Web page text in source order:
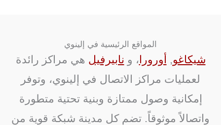
المواقع الرئيسية في إلينوي
شيكاغو, أورورا، و نابيرفيل هي مراكز رائدة
لعمليات مراكز الاتصال في إلينوي، وتوفر
إمكانية وصول ممتازة وبنية تحتية متطورة
واتصالاً موثوقاً. تضم كل مدينة شبكة قوية من